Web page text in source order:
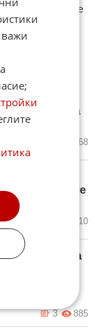
може да видите
Другите
на живота
любов
468
1942 г., беше
море
610
Secret Елза
рокля
885
3
важи